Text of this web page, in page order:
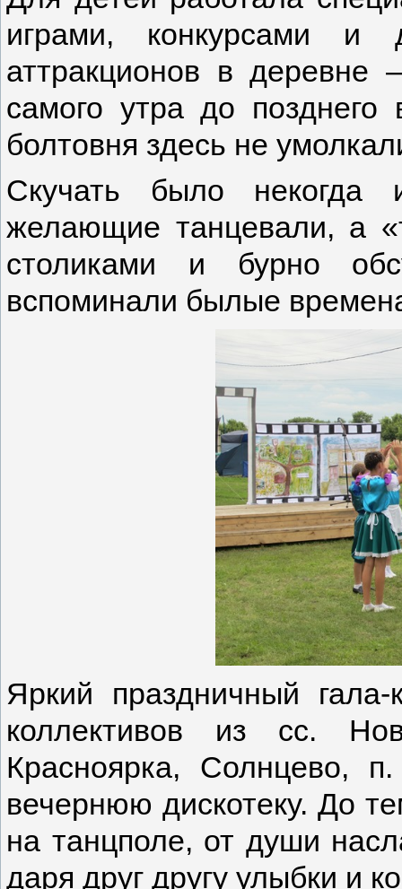
играми, конкурсами и
аттракционов в деревне
самого утра до
болтовня здесь не
Скучать было некогда
желающие танцевали, а
столиками и бурно
вспоминали былые
Яркий праздничный
коллективов из сс.
Красноярка, Солнцево,
вечернюю дискотеку. До
на танцполе, от души
даря друг другу улыбки и